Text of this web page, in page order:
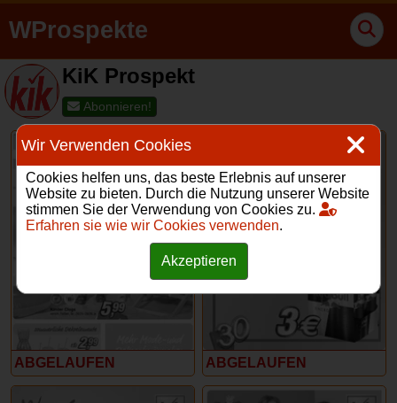
WProspekte
KiK Prospekt
Abonnieren!
3 – 8 Juni 2024
ABGELAUFEN
6 – 12 Mai 2024
ABGELAUFEN
Wir Verwenden Cookies
Cookies helfen uns, das beste Erlebnis auf unserer
Website zu bieten. Durch die Nutzung unserer Website
stimmen Sie der Verwendung von Cookies zu.
Erfahren sie wie wir Cookies verwenden.
Akzeptieren